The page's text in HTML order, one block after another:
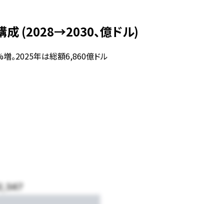
成 (2028→2030、億ドル)
増。2025年は総額6,860億ドル